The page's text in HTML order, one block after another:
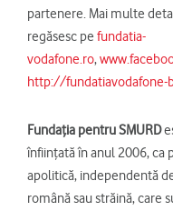
partenere. Mai multe
regăsesc pe fundatia-
vodafone.ro,
http://fundatiavodafone-
Fundaţia pentru SMURD
înfiinţată în anul 2006, ca
apolitică, independentă
română sau străină, care